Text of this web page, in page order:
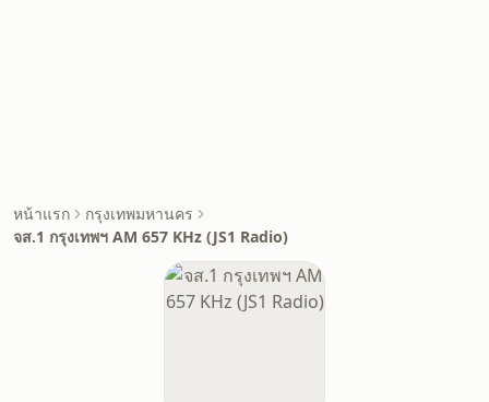
หน้าแรก
กรุงเทพมหานคร
จส.1 กรุงเทพฯ AM 657 KHz (JS1 Radio)